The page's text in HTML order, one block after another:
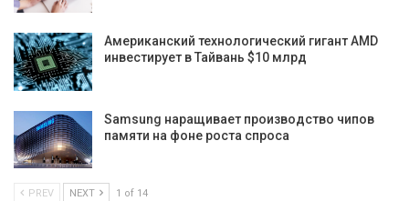
Американский технологический гигант AMD
инвестирует в Тайвань $10 млрд
Samsung наращивает производство чипов
памяти на фоне роста спроса
PREV NEXT 1 of 14